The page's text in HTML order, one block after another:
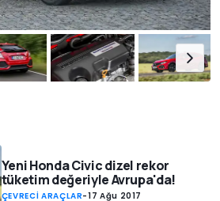
Yeni Honda Civic dizel rekor
tüketim değeriyle Avrupa'da!
ÇEVRECİ ARAÇLAR-17 Ağu 2017